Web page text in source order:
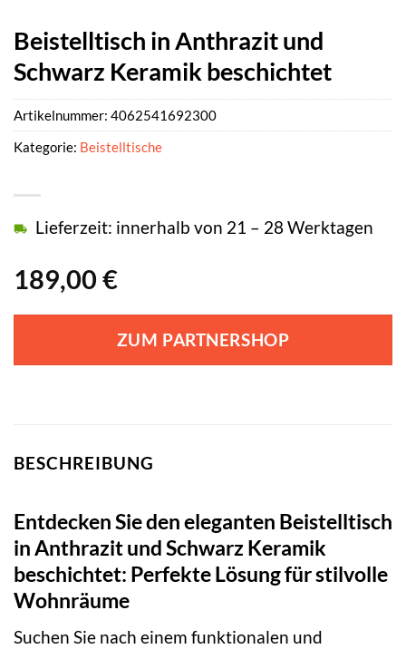
Beistelltisch in Anthrazit und
Schwarz Keramik beschichtet
189,00 €
Lieferzeit: innerhalb von 21 – 28 Werktagen
ZUM PARTNERSHOP
Artikelnummer: 4062541692300
Kategorie: Beistelltische
BESCHREIBUNG
Entdecken Sie den eleganten Beistelltisch
in Anthrazit und Schwarz Keramik
beschichtet: Perfekte Lösung für stilvolle
Wohnräume
Suchen Sie nach einem funktionalen und